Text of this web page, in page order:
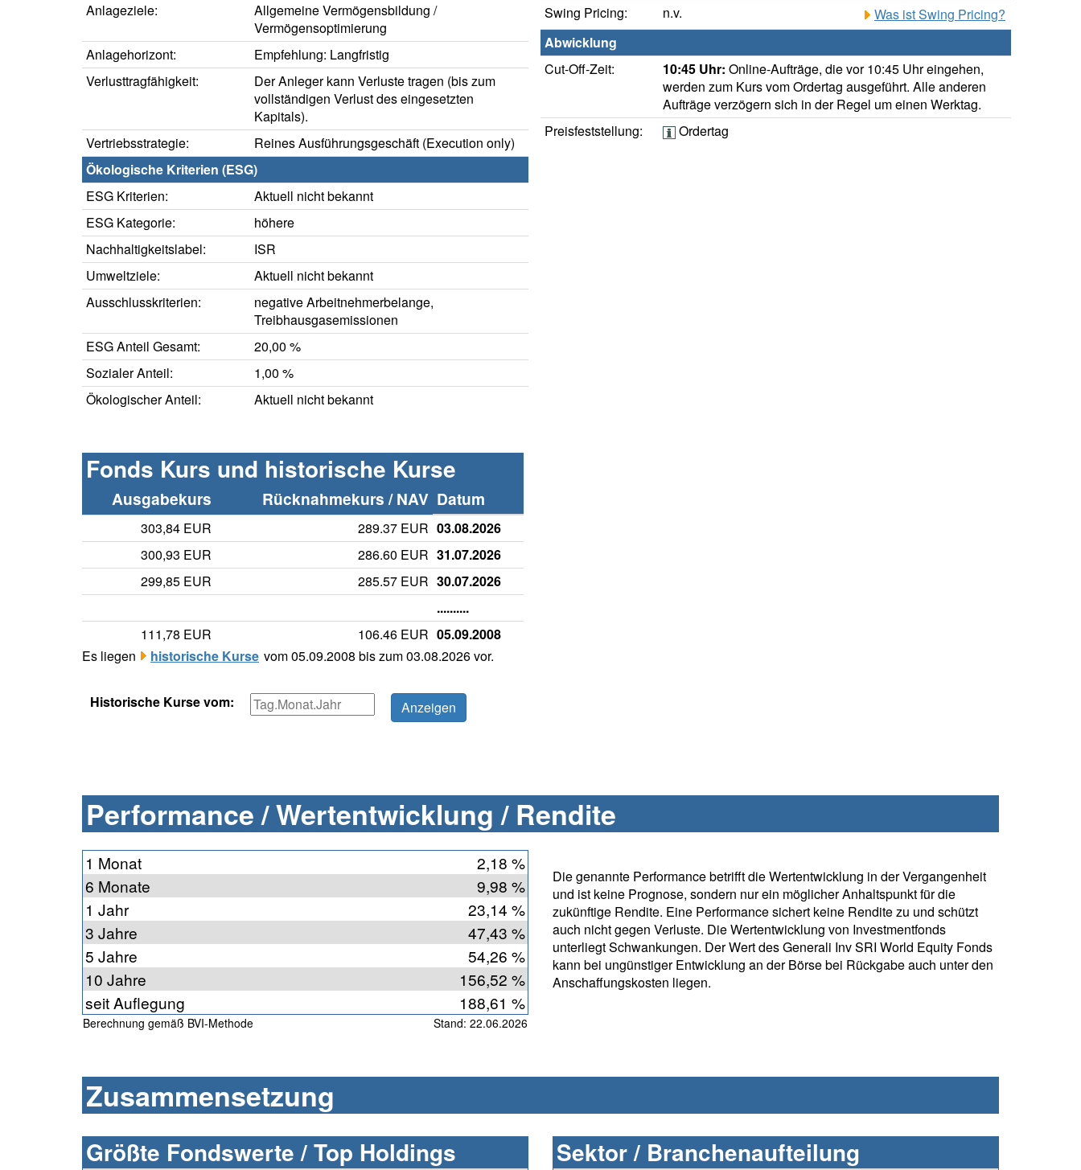
Anlageziele:
Allgemeine Vermögensbildung /
Vermögensoptimierung
Anlagehorizont:
Empfehlung: Langfristig
Verlusttragfähigkeit:
Der Anleger kann Verluste tragen (bis zum
vollständigen Verlust des eingesetzten
Kapitals).
Vertriebsstrategie:
Reines Ausführungsgeschäft (Execution only)
Ökologische Kriterien (ESG)
ESG Kriterien:
Aktuell nicht bekannt
ESG Kategorie:
höhere
Nachhaltigkeitslabel:
ISR
Umweltziele:
Aktuell nicht bekannt
Ausschlusskriterien:
negative Arbeitnehmerbelange,
Treibhausgasemissionen
ESG Anteil Gesamt:
20,00 %
Sozialer Anteil:
1,00 %
Ökologischer Anteil:
Aktuell nicht bekannt
Fonds Kurs und historische Kurse
Ausgabekurs Rücknahmekurs / NAV Datum
303,84 EUR 289.37 EUR 03.08.2026
300,93 EUR
286.60 EUR 31.07.2026
299,85 EUR
285.57 EUR 30.07.2026
..........
111,78 EUR
106.46 EUR 05.09.2008
Es liegen
historische Kurse vom 05.09.2008 bis zum 03.08.2026 vor.
Historische Kurse vom:
Swing Pricing:
n.v.
Was ist Swing Pricing?
Abwicklung
Cut-Off-Zeit:
10:45 Uhr: Online-Aufträge, die vor 10:45 Uhr eingehen,
werden zum Kurs vom Ordertag ausgeführt. Alle anderen
Aufträge verzögern sich in der Regel um einen Werktag.
Preisfeststellung:
Ordertag
Performance / Wertentwicklung / Rendite
1 Monat
2,18 %
6 Monate
9,98 %
1 Jahr
23,14 %
3 Jahre
47,43 %
5 Jahre
54,26 %
10 Jahre
156,52 %
seit Auflegung
188,61 %
Berechnung gemäß BVI-Methode Stand: 22.06.2026
Die genannte Performance betrifft die Wertentwicklung in der Vergangenheit
und ist keine Prognose, sondern nur ein möglicher Anhaltspunkt für die
zukünftige Rendite. Eine Performance sichert keine Rendite zu und schützt
auch nicht gegen Verluste. Die Wertentwicklung von Investmentfonds
unterliegt Schwankungen. Der Wert des Generali Inv SRI World Equity Fonds
kann bei ungünstiger Entwicklung an der Börse bei Rückgabe auch unter den
Anschaffungskosten liegen.
Zusammensetzung
Größte Fondswerte / Top Holdings Sektor / Branchenaufteilung